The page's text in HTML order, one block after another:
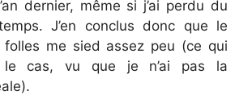
dernier, même si j’ai perdu du
J’en conclus donc que le
folles me sied assez peu (ce qui
le cas, vu que je n’ai pas la